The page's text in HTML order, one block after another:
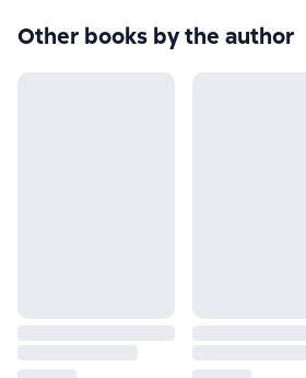
Other books by the author